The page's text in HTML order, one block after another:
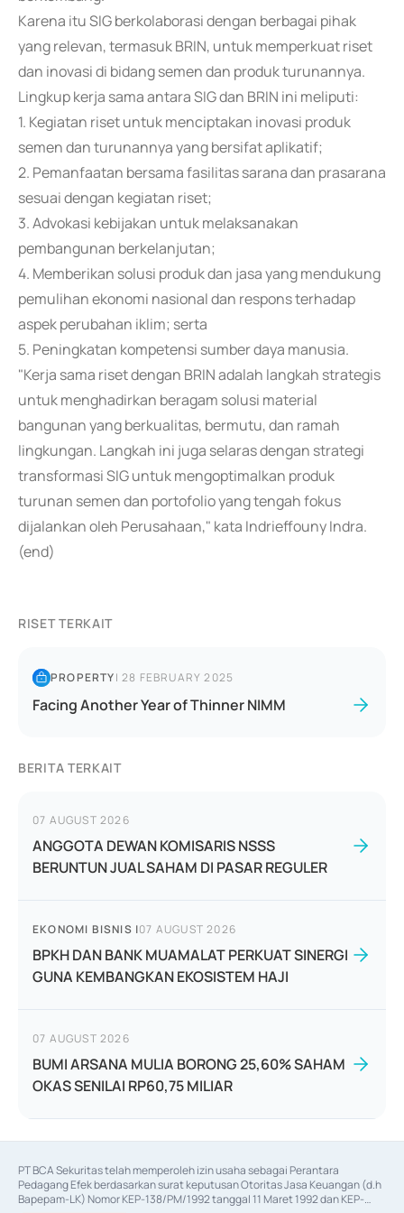
Karena itu SIG berkolaborasi dengan berbagai pihak
yang relevan, termasuk BRIN, untuk memperkuat riset
dan inovasi di bidang semen dan produk turunannya.
Lingkup kerja sama antara SIG dan BRIN ini meliputi:
1. Kegiatan riset untuk menciptakan inovasi produk
semen dan turunannya yang bersifat aplikatif;
2. Pemanfaatan bersama fasilitas sarana dan prasarana
sesuai dengan kegiatan riset;
3. Advokasi kebijakan untuk melaksanakan
pembangunan berkelanjutan;
4. Memberikan solusi produk dan jasa yang mendukung
pemulihan ekonomi nasional dan respons terhadap
aspek perubahan iklim; serta
5. Peningkatan kompetensi sumber daya manusia.
"Kerja sama riset dengan BRIN adalah langkah strategis
untuk menghadirkan beragam solusi material
bangunan yang berkualitas, bermutu, dan ramah
lingkungan. Langkah ini juga selaras dengan strategi
transformasi SIG untuk mengoptimalkan produk
turunan semen dan portofolio yang tengah fokus
dijalankan oleh Perusahaan," kata Indrieffouny Indra.
(end)
RISET TERKAIT
PROPERTY|28 FEBRUARY 2025
Facing Another Year of Thinner NIMM
BERITA TERKAIT
07 AUGUST 2026
ANGGOTA DEWAN KOMISARIS NSSS
BERUNTUN JUAL SAHAM DI PASAR REGULER
EKONOMI BISNIS |07 AUGUST 2026
BPKH DAN BANK MUAMALAT PERKUAT SINERGI
GUNA KEMBANGKAN EKOSISTEM HAJI
07 AUGUST 2026
BUMI ARSANA MULIA BORONG 25,60% SAHAM
OKAS SENILAI RP60,75 MILIAR
PT BCA Sekuritas telah memperoleh izin usaha sebagai Perantara
Pedagang Efek berdasarkan surat keputusan Otoritas Jasa Keuangan (d.h
Bapepam-LK) Nomor KEP-138/PM/1992 tanggal 11 Maret 1992 dan KEP-